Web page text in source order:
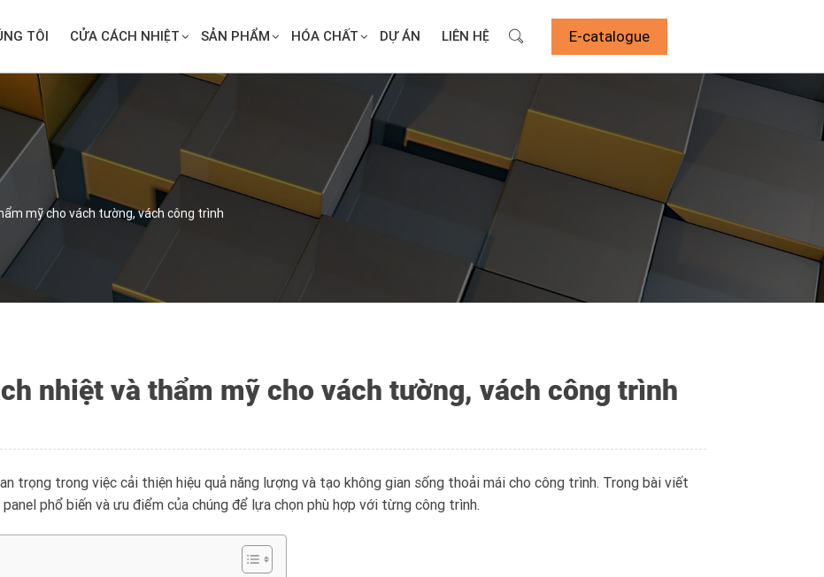
TÔI CỬA CÁCH NHIỆT SẢN PHẨM HÓA CHẤT DỰ ÁN LIÊN HỆ E-catalogue
mỹ cho vách tường, vách công trình
nhiệt và thẩm mỹ cho vách tường, vách công trình
trọng trong việc cải thiện hiệu quả năng lượng và tạo không gian sống thoải mái cho công trình. Trong bài viết
phổ biến và ưu điểm của chúng để lựa chọn phù hợp với từng công trình.